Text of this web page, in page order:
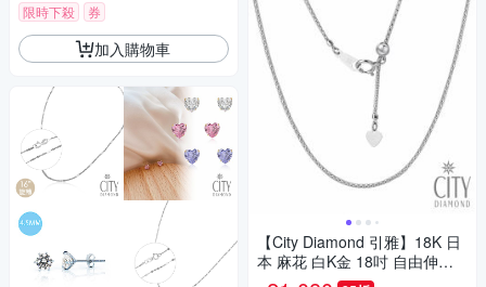
限時下殺 券
加入購物車
【City Diamond 引雅】18K 日
本 麻花 白K金 18吋 自由伸縮
項鍊(東京Yuki表參道系列)